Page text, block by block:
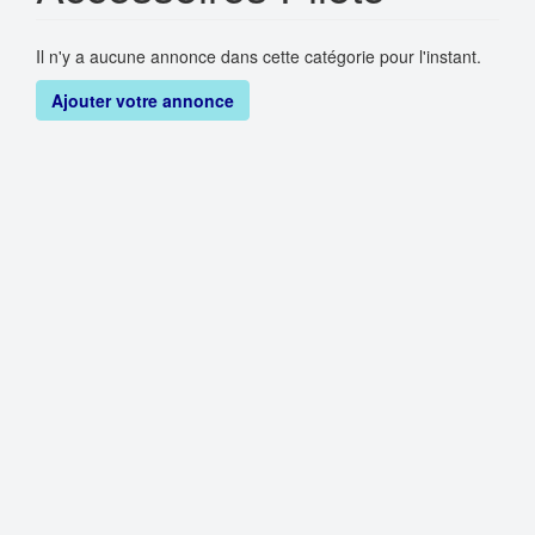
Il n'y a aucune annonce dans cette catégorie pour l'instant.
Ajouter votre annonce